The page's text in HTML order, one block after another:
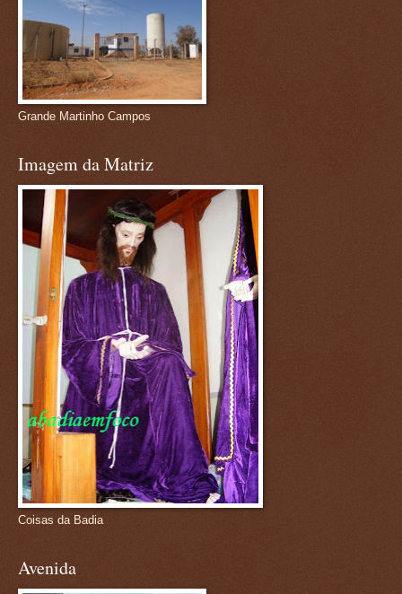
Grande Martinho Campos
Imagem da Matriz
Coisas da Badia
Avenida